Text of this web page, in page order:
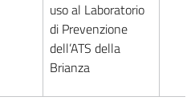
uso al Laboratorio
di Prevenzione
dell’ATS della
Brianza